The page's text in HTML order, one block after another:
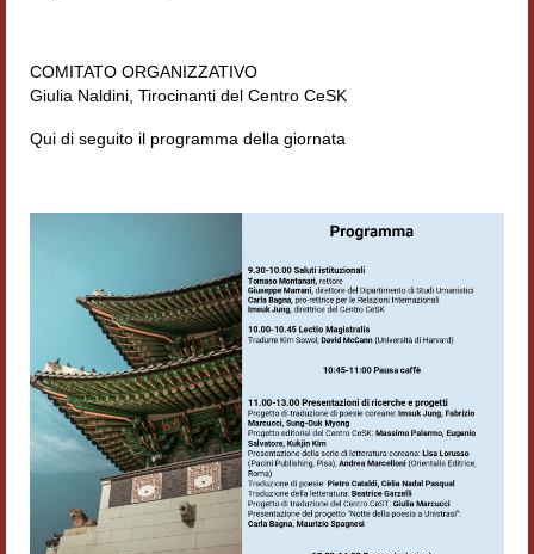
Lo studium aretino del ‘200
DIGIMED
Rammses
Didattica
Master INFOTEXT
Workshop DH
Summer School DH
ERASMUS/DEMM
COMITATO ORGANIZZATIVO
Giulia Naldini, Tirocinanti del Centro CeSK
Qui di seguito il programma della giornata